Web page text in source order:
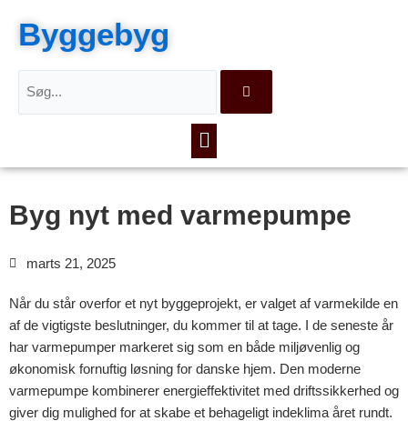
indholdet
Byggebyg
Menu
Byg nyt med varmepumpe
marts 21, 2025
Når du står overfor et nyt byggeprojekt, er valget af varmekilde en
af de vigtigste beslutninger, du kommer til at tage. I de seneste år
har varmepumper markeret sig som en både miljøvenlig og
økonomisk fornuftig løsning for danske hjem. Den moderne
varmepumpe kombinerer energieffektivitet med driftssikkerhed og
giver dig mulighed for at skabe et behageligt indeklima året rundt.